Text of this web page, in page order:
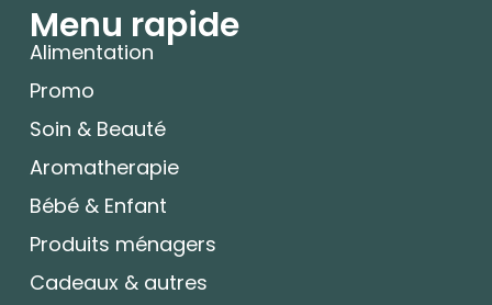
Menu rapide
Alimentation
Promo
Soin & Beauté
Aromatherapie
Bébé & Enfant
Produits ménagers
Cadeaux & autres